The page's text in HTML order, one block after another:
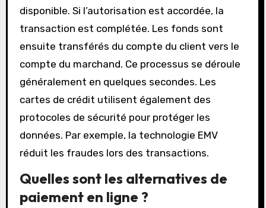
disponible. Si l’autorisation est accordée, la
transaction est complétée. Les fonds sont
ensuite transférés du compte du client vers le
compte du marchand. Ce processus se déroule
généralement en quelques secondes. Les
cartes de crédit utilisent également des
protocoles de sécurité pour protéger les
données. Par exemple, la technologie EMV
réduit les fraudes lors des transactions.
Quelles sont les alternatives de
paiement en ligne ?